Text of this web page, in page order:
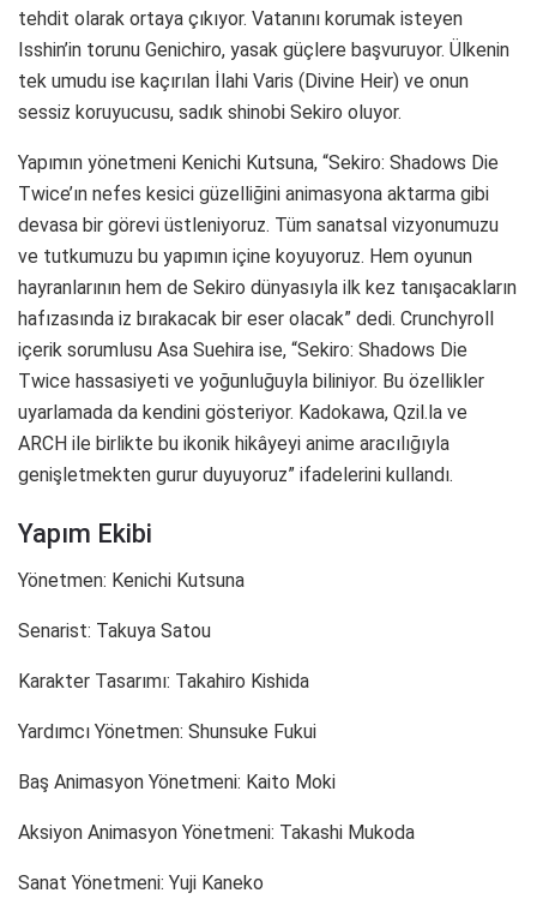
tehdit olarak ortaya çıkıyor. Vatanını korumak isteyen
Isshin’in torunu Genichiro, yasak güçlere başvuruyor. Ülkenin
tek umudu ise kaçırılan İlahi Varis (Divine Heir) ve onun
sessiz koruyucusu, sadık shinobi Sekiro oluyor.
Yapımın yönetmeni Kenichi Kutsuna, “Sekiro: Shadows Die
Twice’ın nefes kesici güzelliğini animasyona aktarma gibi
devasa bir görevi üstleniyoruz. Tüm sanatsal vizyonumuzu
ve tutkumuzu bu yapımın içine koyuyoruz. Hem oyunun
hayranlarının hem de Sekiro dünyasıyla ilk kez tanışacakların
hafızasında iz bırakacak bir eser olacak” dedi. Crunchyroll
içerik sorumlusu Asa Suehira ise, “Sekiro: Shadows Die
Twice hassasiyeti ve yoğunluğuyla biliniyor. Bu özellikler
uyarlamada da kendini gösteriyor. Kadokawa, Qzil.la ve
ARCH ile birlikte bu ikonik hikâyeyi anime aracılığıyla
genişletmekten gurur duyuyoruz” ifadelerini kullandı.
Yapım Ekibi
Yönetmen: Kenichi Kutsuna
Senarist: Takuya Satou
Karakter Tasarımı: Takahiro Kishida
Yardımcı Yönetmen: Shunsuke Fukui
Baş Animasyon Yönetmeni: Kaito Moki
Aksiyon Animasyon Yönetmeni: Takashi Mukoda
Sanat Yönetmeni: Yuji Kaneko